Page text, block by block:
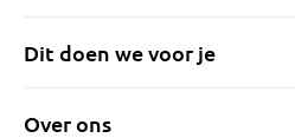
Dit doen we voor je
Over ons